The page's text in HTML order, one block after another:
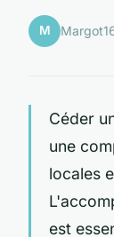
M Margot
Céder
une
locales
est